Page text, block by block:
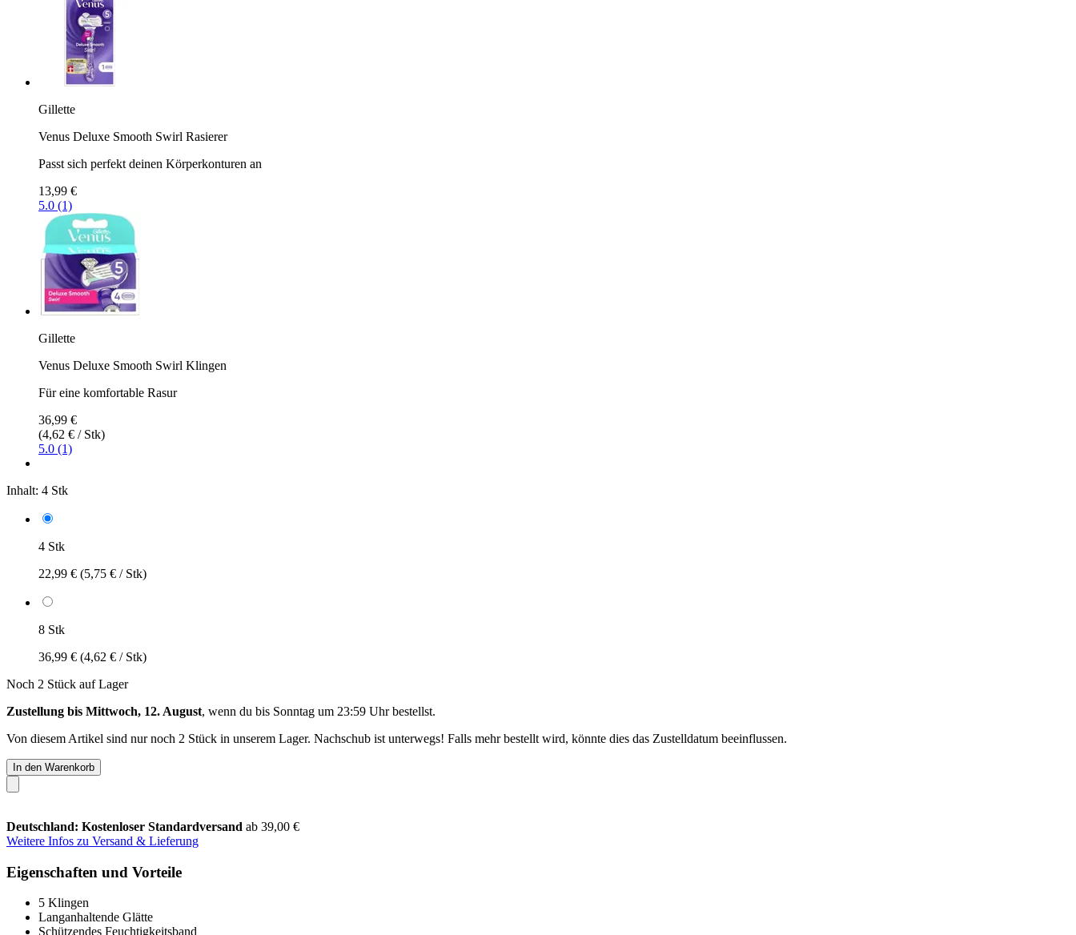
Gillette
Venus Deluxe Smooth Swirl Rasierer
Passt sich perfekt deinen Körperkonturen an
13,99 €
5.0 (1)
Gillette
Venus Deluxe Smooth Swirl Klingen
Für eine komfortable Rasur
36,99 €
(4,62 € / Stk)
5.0 (1)
Inhalt: 4 Stk
4 Stk
22,99 € (5,75 € / Stk)
8 Stk
36,99 € (4,62 € / Stk)
Noch 2 Stück auf Lager
Zustellung bis Mittwoch, 12. August, wenn du bis Sonntag um 23:59 Uhrbestellst.
Von diesem Artikel sind nur noch 2 Stück in unserem Lager. Nachschub ist unterwegs! Falls mehr bestellt wird, könnte dies das Zustelldatum beeinflussen.
In den Warenkorb
Deutschland: Kostenloser Standardversand ab 39,00 €
Weitere Infos zu Versand & Lieferung
Eigenschaften und Vorteile
5 Klingen
Langanhaltende Glätte
Schützendes Feuchtigkeitsband